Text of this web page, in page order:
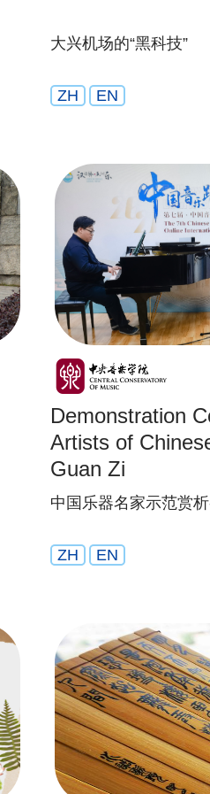
大兴机场的“黑科技”
ZH EN
Demonstration
Artists of
Guan Zi
中国乐器名家示范赏
ZH EN